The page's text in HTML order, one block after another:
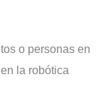
o personas en
la robótica